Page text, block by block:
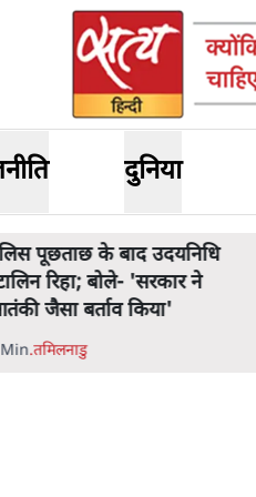
दुनिया
ने डाबर शहद, गाय के घी और
अन्य उत्पाद की बिक्री पर रोक
.देश